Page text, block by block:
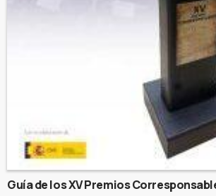
Guía de los XV Premios